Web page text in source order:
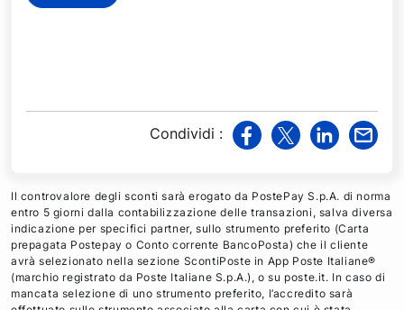
Condividi :
v
a
F
a
c
e
b
v
a
T
w
i
t
t
v
a
L
i
n
k
e
M
Il controvalore degli sconti sarà erogato da PostePay S.p.A. di norma
entro 5 giorni dalla contabilizzazione delle transazioni, salva diversa
indicazione per specifici partner, sullo strumento preferito (Carta
prepagata Postepay o Conto corrente BancoPosta) che il cliente
avrà selezionato nella sezione ScontiPoste in App Poste Italiane®
(marchio registrato da Poste Italiane S.p.A.), o su poste.it. In caso di
mancata selezione di uno strumento preferito, l’accredito sarà